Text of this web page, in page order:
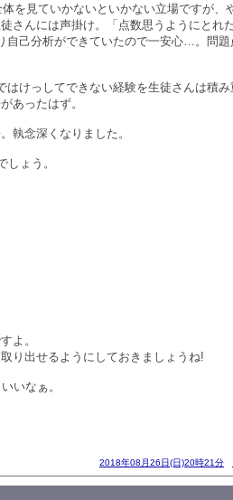
を見ていかないといかない立場ですが、
さんには声掛け。「点数思うようにとれ
自己分析ができていたので一安心…。問
けっしてできない経験を生徒さんは積み
あったはず。
執念深くなりました。
ょう。
よ。
り出せるようにしておきましょうね!
いなぁ。
2018年08月26日(日)20時21分